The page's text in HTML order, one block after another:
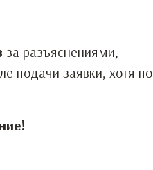
за разъяснениями,
подачи заявки, хотя по